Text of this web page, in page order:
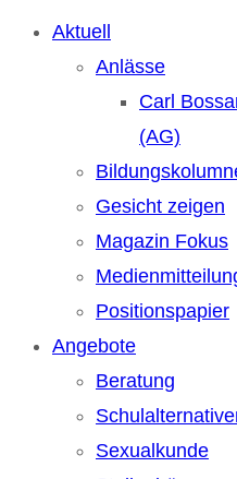
Aktuell
Anlässe
Carl
(AG)
Gesicht zeigen
Magazin Fokus
Positionspapier
Angebote
Beratung
Sexualkunde